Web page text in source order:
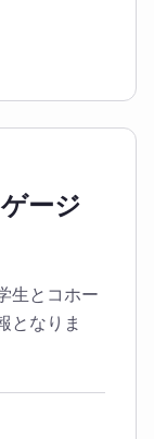
ージ
生とコホー
となりま